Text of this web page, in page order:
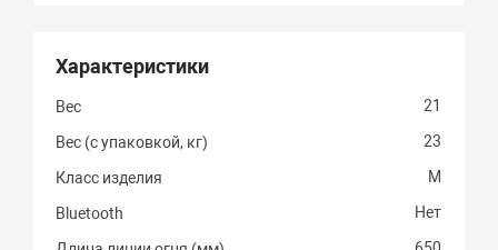
Характеристики
Вес 21
Вес (с упаковкой, кг) 23
Класс изделия M
Bluetooth Нет